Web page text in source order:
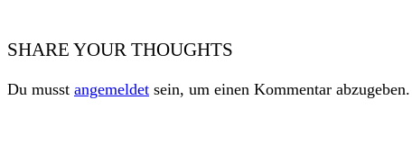
SHARE YOUR THOUGHTS
Du musst angemeldet sein, um einen Kommentar abzugeben.